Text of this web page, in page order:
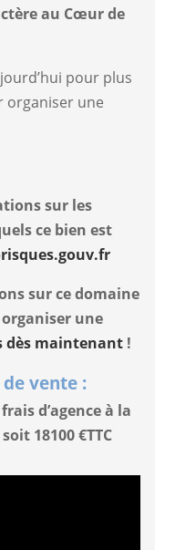
au Cœur de
pour plus
organiser une
sur les
ce bien est
sur ce domaine
une
dès maintenant!
de vente :
d’agence à la
18100 €TTC